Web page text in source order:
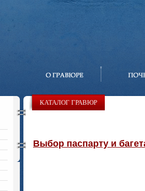
КАТАЛОГ ГРАВЮР
Выбор паспарту и